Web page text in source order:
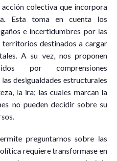
colectiva que incorpora
Esta toma en cuenta los
e incertidumbres por las
territorios destinados a cargar
A su vez, nos proponen
por comprensiones
desigualdades estructurales
la ira; las cuales marcan la
no pueden decidir sobre su
preguntarnos sobre las
requiere transformase en